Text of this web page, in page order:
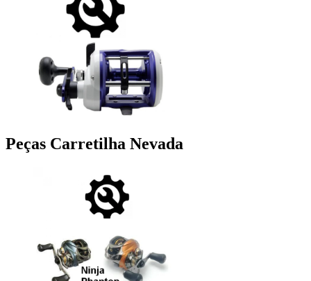
Peças Carretilha Nevada